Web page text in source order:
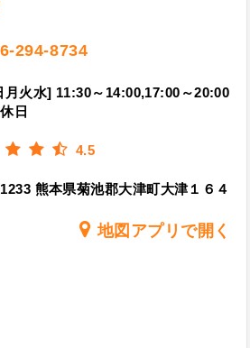
294-8734
月火水] 11:30～14:00,17:00～20:00
日
4.5
熊本県菊池郡大津町大津１６４
地図アプリで開く